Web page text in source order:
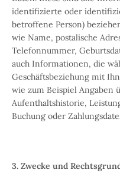
identifizierte oder
betroffene Person)
wie Name, postalische
Telefonnummer,
auch Informationen, die
Geschäftsbeziehung mit
wie zum Beispiel Angaben
Aufenthaltshistorie,
Buchung oder
3. Zwecke und